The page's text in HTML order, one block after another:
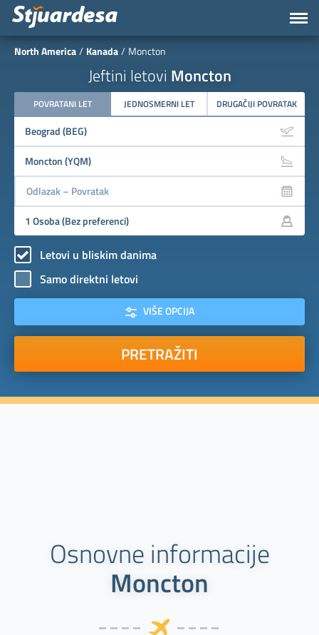
North America Kanada Moncton
Jeftini letovi Moncton
POVRATANI LET JEDNOSMERNI LET DRUGAČIJI POVRATAK
Letovi u bliskim danima
Samo direktni letovi
VIŠE OPCIJA
PRETRAŽITI
Osnovne informacije
Moncton